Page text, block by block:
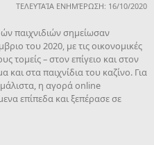
ΤΕΛΕΥΤΑΊΑ ΕΝΗΜΈΡΩΣΗ: 16/10/2020
παιχνιδιών σημείωσαν
του 2020, με τις οικονομικές
τομείς – στον επίγειο και στον
στα παιχνίδια του καζίνο. Για
η αγορά online
επίπεδα και ξεπέρασε σε